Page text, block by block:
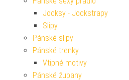
Jocksy - Jockstrapy
Slipy
Pánské slipy
Pánské trenky
Vtipné motivy
Pánské župany